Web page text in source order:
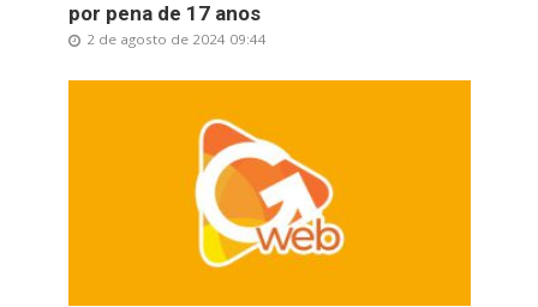
por pena de 17 anos
2 de agosto de 2024 09:44